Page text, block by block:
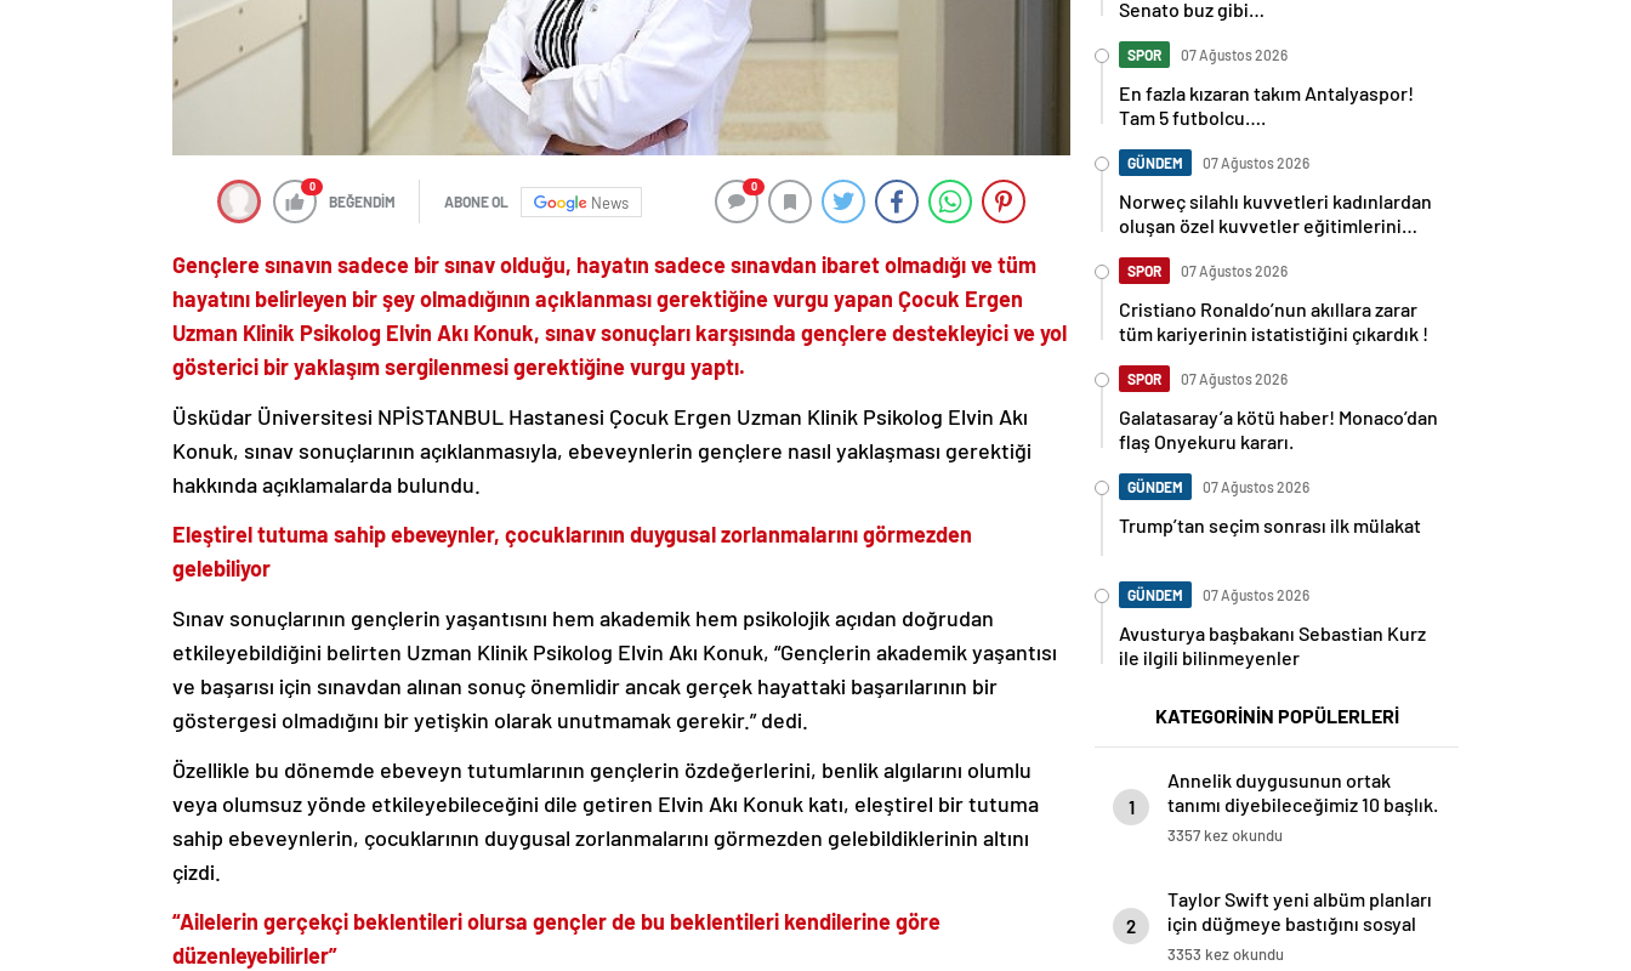
0
BEĞENDİM ABONE OL News
0
Gençlere sınavın sadece bir sınav olduğu, hayatın sadece sınavdan ibaret olmadığı ve tüm
hayatını belirleyen bir şey olmadığının açıklanması gerektiğine vurgu yapan Çocuk Ergen
Uzman Klinik Psikolog Elvin Akı Konuk, sınav sonuçları karşısında gençlere destekleyici ve yol
gösterici bir yaklaşım sergilenmesi gerektiğine vurgu yaptı.
Üsküdar Üniversitesi NPİSTANBUL Hastanesi Çocuk Ergen Uzman Klinik Psikolog Elvin Akı
Konuk, sınav sonuçlarının açıklanmasıyla, ebeveynlerin gençlere nasıl yaklaşması gerektiği
hakkında açıklamalarda bulundu.
Eleştirel tutuma sahip ebeveynler, çocuklarının duygusal zorlanmalarını görmezden
gelebiliyor
Sınav sonuçlarının gençlerin yaşantısını hem akademik hem psikolojik açıdan doğrudan
etkileyebildiğini belirten Uzman Klinik Psikolog Elvin Akı Konuk, “Gençlerin akademik yaşantısı
ve başarısı için sınavdan alınan sonuç önemlidir ancak gerçek hayattaki başarılarının bir
göstergesi olmadığını bir yetişkin olarak unutmamak gerekir.” dedi.
Özellikle bu dönemde ebeveyn tutumlarının gençlerin özdeğerlerini, benlik algılarını olumlu
veya olumsuz yönde etkileyebileceğini dile getiren Elvin Akı Konuk katı, eleştirel bir tutuma
sahip ebeveynlerin, çocuklarının duygusal zorlanmalarını görmezden gelebildiklerinin altını
çizdi.
“Ailelerin gerçekçi beklentileri olursa gençler de bu beklentileri kendilerine göre
düzenleyebilirler”
Senato buz gibi…
SPOR 07 Ağustos 2026
En fazla kızaran takım Antalyaspor!
Tam 5 futbolcu….
GÜNDEM 07 Ağustos 2026
Norweç silahlı kuvvetleri kadınlardan
oluşan özel kuvvetler eğitimlerini
SPOR 07 Ağustos 2026
Cristiano Ronaldo’nun akıllara zarar
tüm kariyerinin istatistiğini çıkardık !
SPOR 07 Ağustos 2026
Galatasaray’a kötü haber! Monaco’dan
flaş Onyekuru kararı.
GÜNDEM 07 Ağustos 2026
Trump’tan seçim sonrası ilk mülakat
GÜNDEM 07 Ağustos 2026
Avusturya başbakanı Sebastian Kurz
ile ilgili bilinmeyenler
KATEGORİNİN POPÜLERLERİ
1
Annelik duygusunun ortak
tanımı diyebileceğimiz 10 başlık.
3357 kez okundu
2
Taylor Swift yeni albüm planları
için düğmeye bastığını sosyal
medyadan duyurdu!
3353 kez okundu